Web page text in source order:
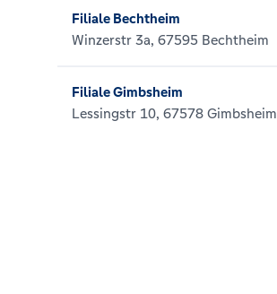
Filiale Bechtheim
Winzerstr 3a, 67595 Bechtheim
Filiale Gimbsheim
Lessingstr 10, 67578 Gimbsheim